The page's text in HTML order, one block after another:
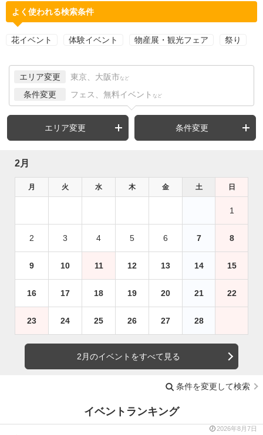
よく使われる検索条件
花イベント 体験イベント 物産展・観光フェア 祭り
エリア変更 東京、大阪市 など
条件変更 フェス、無料イベント など
エリア変更 条件変更
2月
月 火 水 木 金 土 日
1
2 3 4 5 6 7 8
9 10 11 12 13 14 15
16 17 18 19 20 21 22
23 24 25 26 27 28
2月のイベントをすべて見る
条件を変更して検索
イベントランキング
2026年8月7日